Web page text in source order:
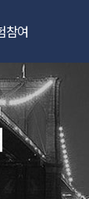
참여
공고
이란?
절차
문